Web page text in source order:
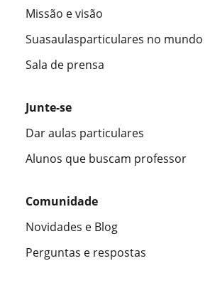
Missão e visão
Suasaulasparticulares no mundo
Sala de prensa
Junte-se
Dar aulas particulares
Alunos que buscam professor
Comunidade
Novidades e Blog
Perguntas e respostas